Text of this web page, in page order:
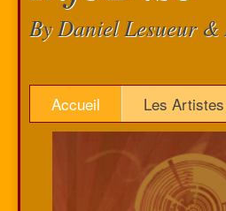
By Daniel Lesueur
Accueil Les Artistes